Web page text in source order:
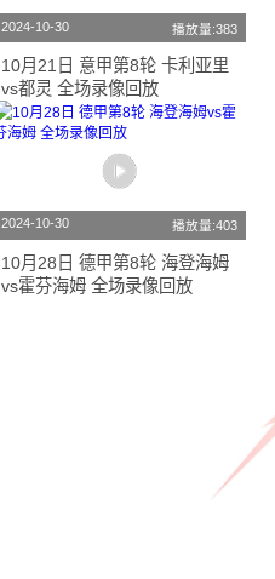
2024-10-30 播放量:383
10月21日 意甲第8轮 卡利亚里
vs都灵 全场录像回放
2024-10-30 播放量:403
10月28日 德甲第8轮 海登海姆
vs霍芬海姆 全场录像回放